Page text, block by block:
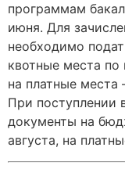
программам
июня. Для
необходимо
квотные места
на платные места
При поступлении
документы на
августа, на